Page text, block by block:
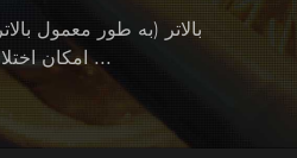
امکان اختلاط بهتر و همگن سازی ...